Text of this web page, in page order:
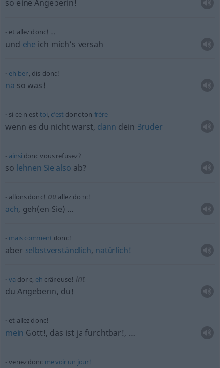
so eine Angeberin!
et allez donc! …
und ehe ich mich’s versah
eh ben, dis donc!
na so was!
si ce n’est toi, c’est donc ton frère
wenn es du nicht warst, dann dein Bruder
ainsi donc vous refusez?
so lehnen Sie also ab?
allons donc! ou allez donc!
ach, geh(en Sie) …
mais comment donc!
aber selbstverständlich, natürlich!
va donc, eh crâneuse! int
du Angeberin, du!
et allez donc!
mein Gott!, das ist ja furchtbar!, …
venez donc mevoir un jour!